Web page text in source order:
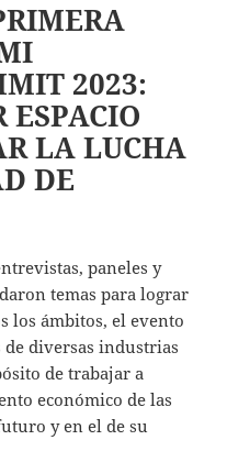
2023:
ESPACIO
LA LUCHA
DE
paneles y
temas para lograr
los ámbitos, el evento
diversas industrias
de trabajar a
económico de las
y en el de su